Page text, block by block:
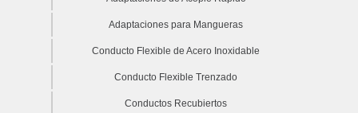
Adaptaciones para Mangueras
Conducto Flexible de Acero Inoxidable
Conducto Flexible Trenzado
Conductos Recubiertos